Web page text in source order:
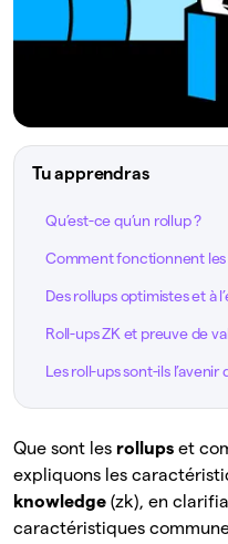
Tu apprendras
Qu’est-ce qu’un rollup ?
Comment fonctionnent les
Des rollups optimistes et à
Roll-ups ZK et preuve de
Les roll-ups sont-ils l’avenir
Que sont les rollups et
expliquons les
knowledge (zk), en
caractéristiques